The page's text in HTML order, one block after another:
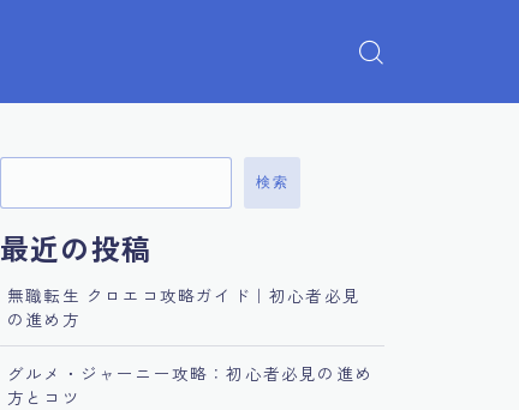
検索
最近の投稿
無職転生 クロエコ攻略ガイド｜初心者必見
の進め方
グルメ・ジャーニー攻略：初心者必見の進め
方とコツ